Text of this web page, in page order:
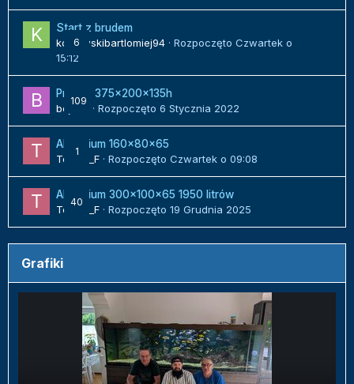
6
Start z brudem
kozlowskibartlomiej94 · Rozpoczęto Czwartek o
15:12
109
Projekt 375x200x135h
bojack
· Rozpoczęto 6 Stycznia 2022
1
Akwarium 160x80x65
Tomek_F · Rozpoczęto Czwartek o 09:08
40
Akwarium 300x100x65 1950 litrów
Tomek_F · Rozpoczęto 19 Grudnia 2025
Grafiki